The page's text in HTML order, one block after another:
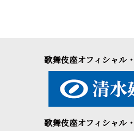
歌舞伎座オフィシャル
歌舞伎座オフィシャル